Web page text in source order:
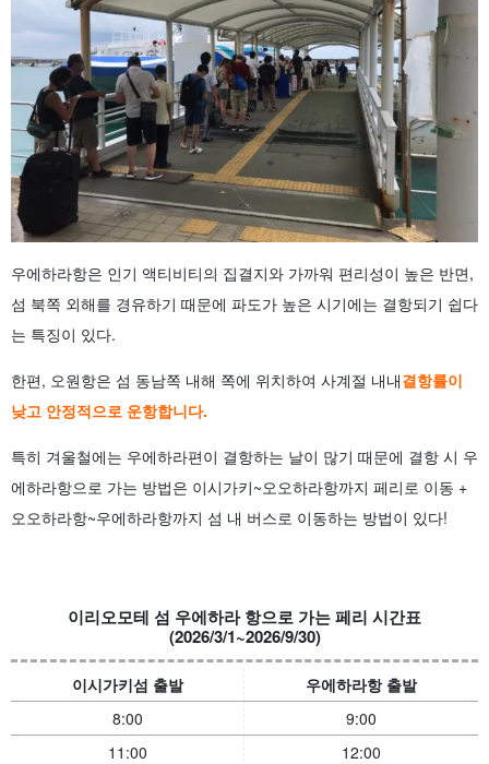
우에하라항은 인기 액티비티의 집결지와 가까워 편리성이 높은 반면,
섬 북쪽 외해를 경유하기 때문에 파도가 높은 시기에는 결항되기 쉽다
는 특징이 있다.
한편, 오원항은 섬 동남쪽 내해 쪽에 위치하여 사계절 내내결항률이
낮고 안정적으로 운항합니다.
특히 겨울철에는 우에하라편이 결항하는 날이 많기 때문에 결항 시 우
에하라항으로 가는 방법은 이시가키~오오하라항까지 페리로 이동 +
오오하라항~우에하라항까지 섬 내 버스로 이동하는 방법이 있다!
이리오모테 섬 우에하라 항으로 가는 페리 시간표
(2026/3/1~2026/9/30)
이시가키섬 출발
우에하라항 출발
8:00
9:00
11:00
12:00